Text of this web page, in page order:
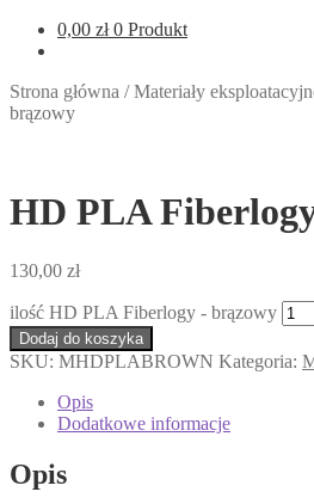
0,00 zł 0 Produkt
Strona główna /Materiały
brązowy
HD PLA
130,00 zł
ilość HD PLA Fiberlogy - brązowy
Dodaj do koszyka
SKU: MHDPLABROWN Kategoria:
Opis
Dodatkowe informacje
Opis